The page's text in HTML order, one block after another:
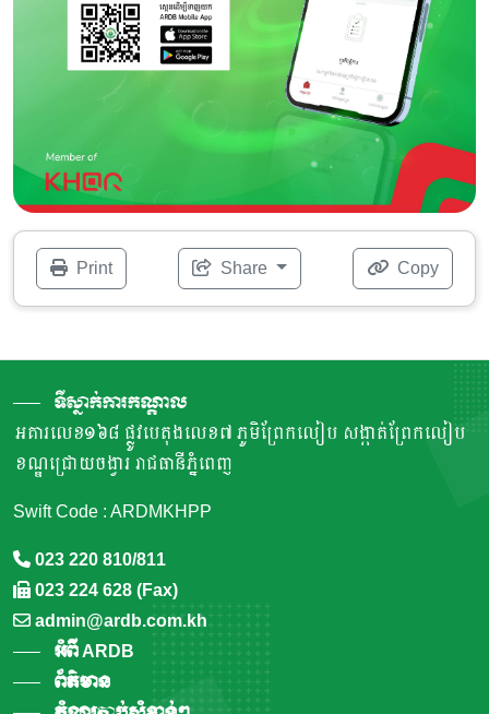
Print Share Copy
ទីស្នាក់ការកណ្តាល
អគារលេខ១៦៨ ផ្លូវបេតុងលេខ៧ ភូមិព្រែកលៀប សង្កាត់ព្រែកលៀប
ខណ្ឌជ្រោយចង្វារ រាជធានីភ្នំពេញ
Swift Code : ARDMKHPP
023 220 810/811
023 224 628 (Fax)
admin@ardb.com.kh
អំពី ARDB
ព័ត៌មាន